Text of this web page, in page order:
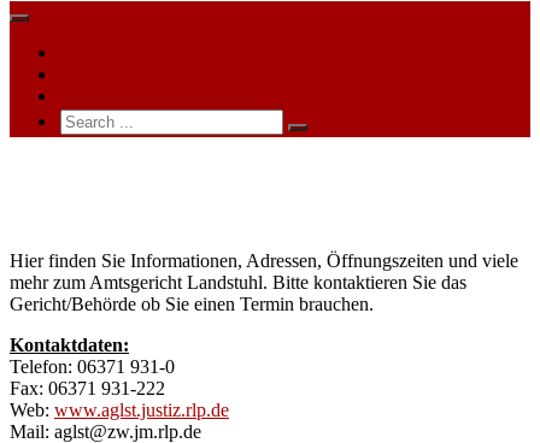
Search
for:
Hier finden Sie Informationen, Adressen, Öffnungszeiten und viele
mehr zum Amtsgericht Landstuhl. Bitte kontaktieren Sie das
Gericht/Behörde ob Sie einen Termin brauchen.
Kontaktdaten:
Telefon: 06371 931-0
Fax: 06371 931-222
Web: www.aglst.justiz.rlp.de
Mail: aglst@zw.jm.rlp.de